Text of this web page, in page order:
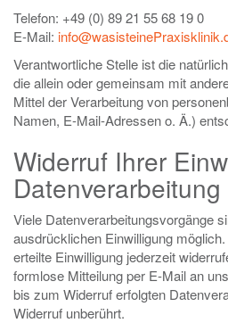
Telefon: +49 (0) 89 21 55 68 19 0
E-Mail:
Verantwortliche Stelle ist die
die allein oder gemeinsam mit
Mittel der Verarbeitung von
Namen, E-Mail-Adressen o. Ä.)
Widerruf Ihrer
Datenverarbeitung
Viele Datenverarbeitungsvorgänge
ausdrücklichen Einwilligung
erteilte Einwilligung jederzeit
formlose Mitteilung per E-Mail an
bis zum Widerruf erfolgten
Widerruf unberührt.